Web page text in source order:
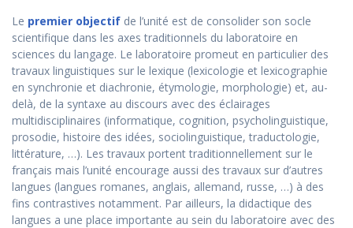
Le premier objectif de l’unité est de consolider son socle
scientifique dans les axes traditionnels du laboratoire en
sciences du langage. Le laboratoire promeut en particulier des
travaux linguistiques sur le lexique (lexicologie et lexicographie
en synchronie et diachronie, étymologie, morphologie) et, au-
delà, de la syntaxe au discours avec des éclairages
multidisciplinaires (informatique, cognition, psycholinguistique,
prosodie, histoire des idées, sociolinguistique, traductologie,
littérature, …). Les travaux portent traditionnellement sur le
français mais l’unité encourage aussi des travaux sur d’autres
langues (langues romanes, anglais, allemand, russe, …) à des
fins contrastives notamment. Par ailleurs, la didactique des
langues a une place importante au sein du laboratoire avec des